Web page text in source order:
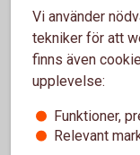
Nytt
Mer
Vi använder
tekniker för att
finns även
upplevelse:
Funktioner,
Relevant